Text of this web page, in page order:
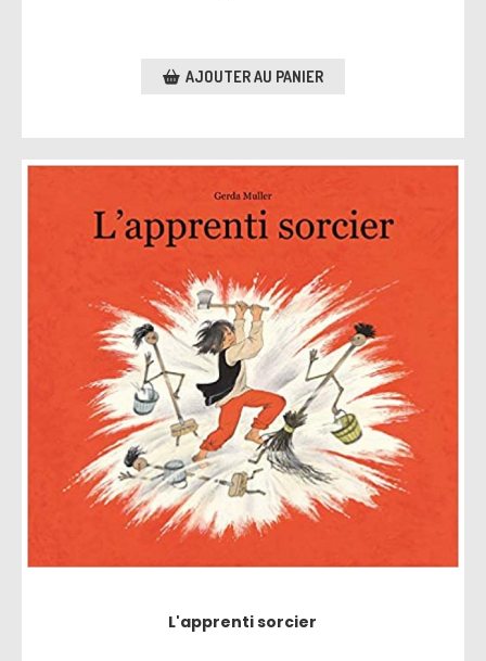
AJOUTER AU PANIER
L'apprenti sorcier